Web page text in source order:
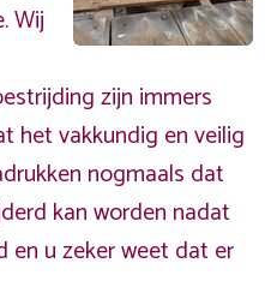
Wij
zijn immers
het vakkundig en veilig
nogmaals dat
kan worden nadat
en u zeker weet dat er